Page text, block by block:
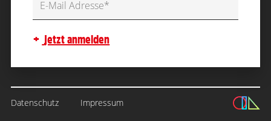
jetzt anmelden
Datenschutz
Impressum